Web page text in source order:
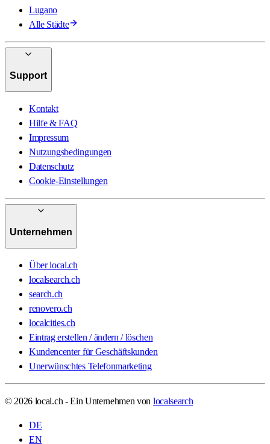
Lugano
Alle Städte
Support
Kontakt
Hilfe & FAQ
Impressum
Nutzungsbedingungen
Datenschutz
Cookie-Einstellungen
Unternehmen
Über local.ch
localsearch.ch
search.ch
renovero.ch
localcities.ch
Eintrag erstellen / ändern / löschen
Kundencenter für Geschäftskunden
Unerwünschtes Telefonmarketing
© 2026 local.ch - Ein Unternehmen von localsearch
DE
EN